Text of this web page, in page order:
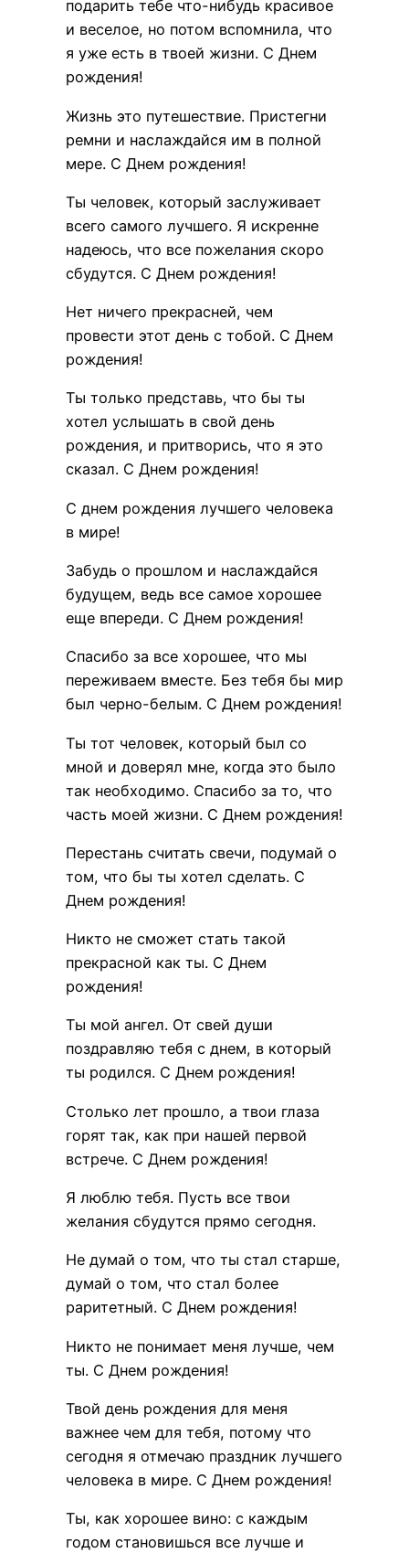
подарить тебе что-нибудь красивое
и веселое, но потом вспомнила, что
я уже есть в твоей жизни. С Днем
рождения!
Жизнь это путешествие. Пристегни
ремни и наслаждайся им в полной
мере. С Днем рождения!
Ты человек, который заслуживает
всего самого лучшего. Я искренне
надеюсь, что все пожелания скоро
сбудутся. С Днем рождения!
Нет ничего прекрасней, чем
провести этот день с тобой. С Днем
рождения!
Ты только представь, что бы ты
хотел услышать в свой день
рождения, и притворись, что я это
сказал. С Днем рождения!
С днем рождения лучшего человека
в мире!
Забудь о прошлом и наслаждайся
будущем, ведь все самое хорошее
еще впереди. С Днем рождения!
Спасибо за все хорошее, что мы
переживаем вместе. Без тебя бы мир
был черно-белым. С Днем рождения!
Ты тот человек, который был со
мной и доверял мне, когда это было
так необходимо. Спасибо за то, что
часть моей жизни. С Днем рождения!
Перестань считать свечи, подумай о
том, что бы ты хотел сделать. С
Днем рождения!
Никто не сможет стать такой
прекрасной как ты. С Днем
рождения!
Ты мой ангел. От свей души
поздравляю тебя с днем, в который
ты родился. С Днем рождения!
Столько лет прошло, а твои глаза
горят так, как при нашей первой
встрече. С Днем рождения!
Я люблю тебя. Пусть все твои
желания сбудутся прямо сегодня.
Не думай о том, что ты стал старше,
думай о том, что стал более
раритетный. С Днем рождения!
Никто не понимает меня лучше, чем
ты. С Днем рождения!
Твой день рождения для меня
важнее чем для тебя, потому что
сегодня я отмечаю праздник лучшего
человека в мире. С Днем рождения!
Ты, как хорошее вино: с каждым
годом становишься все лучше и